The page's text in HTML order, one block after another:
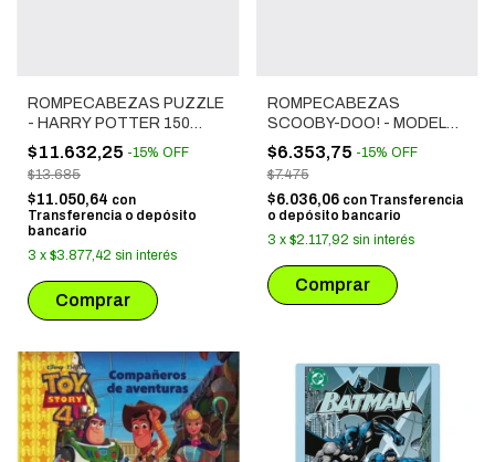
ROMPECABEZAS PUZZLE
- HARRY POTTER 150
PIEZAS - SNITCH
$11.632,25 -15% OFF
$13.685
$11.050,64 con
Transferencia o depósito
bancario
3 x $3.877,42 sin interés
ROMPECABEZAS
SCOOBY-DOO! - MODELO
4 (60 PIEZAS)
$6.353,75 -15% OFF
$7.475
$6.036,06 con Transferencia
o depósito bancario
3 x $2.117,92 sin interés